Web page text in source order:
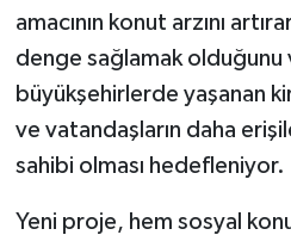
amacının konut arzını
denge sağlamak
büyükşehirlerde yaşanan
ve vatandaşların daha
sahibi olması hedefleniyor.
Yeni proje, hem sosyal